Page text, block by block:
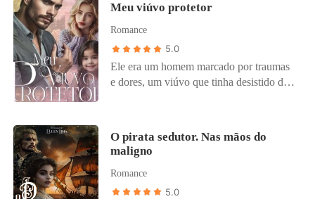
e sentimentos.
que mudaria sua vida para sempre.
Meu viúvo protetor
Romance
5.0
Ele era um homem marcado por traumas
e dores, um viúvo que tinha desistido de
e sem vida, até que ela chegou com
flores, música e cores! Bianca, uma linda
e determinada estudante de artes com
muitos sonhos, aceita um emprego
O pirata sedutor. Nas mãos do
maligno
Romance
5.0